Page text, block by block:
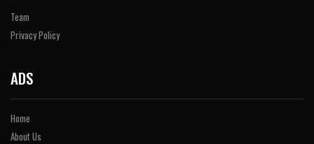
Team
Privacy Policy
ADS
Home
About Us